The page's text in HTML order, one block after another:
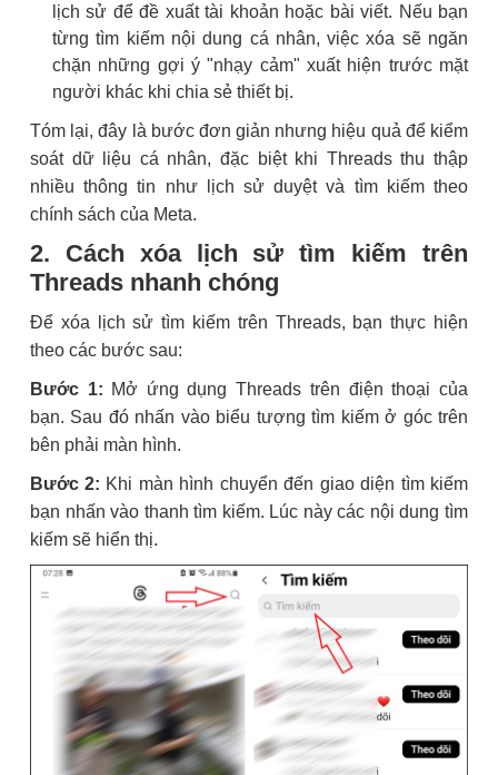
lịch sử để đề xuất tài khoản hoặc bài viết. Nếu bạn
từng tìm kiếm nội dung cá nhân, việc xóa sẽ ngăn
chặn những gợi ý "nhạy cảm" xuất hiện trước mặt
người khác khi chia sẻ thiết bị.
Tóm lại, đây là bước đơn giản nhưng hiệu quả để kiểm
soát dữ liệu cá nhân, đặc biệt khi Threads thu thập
nhiều thông tin như lịch sử duyệt và tìm kiếm theo
chính sách của Meta.
2. Cách xóa lịch sử tìm kiếm trên
Threads nhanh chóng
Để xóa lịch sử tìm kiếm trên Threads, bạn thực hiện
theo các bước sau:
Bước 1: Mở ứng dụng Threads trên điện thoại của
bạn. Sau đó nhấn vào biểu tượng tìm kiếm ở góc trên
bên phải màn hình.
Bước 2: Khi màn hình chuyển đến giao diện tìm kiếm
bạn nhấn vào thanh tìm kiếm. Lúc này các nội dung tìm
kiếm sẽ hiển thị.